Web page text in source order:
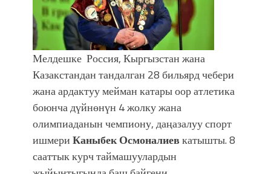
Мелдешке Россия, Кыргызстан жана
Казакстандан тандалган 28 бильярд чебери
жана ардактуу мейман катары оор атлетика
боюнча дүйнөнүн 4 жолку жана
олимпиаданын чемпиону, даңазалуу спорт
ишмериКаныбек Осмоналиевкатышты. 8
сааттык курч таймашуулардын